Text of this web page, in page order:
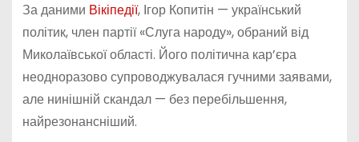
За даними Вікіпедії, Ігор Копитін — український
політик, член партії «Слуга народу», обраний від
Миколаївської області. Його політична кар’єра
неодноразово супроводжувалася гучними заявами,
але нинішній скандал — без перебільшення,
найрезонансніший.